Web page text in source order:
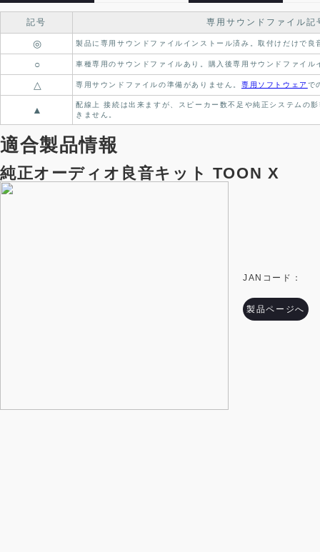
記号 専用サウンドファイル記
◎ 製品に専用サウンドファイルインストール済み。取付けだけで良
○ 車種専用のサウンドファイルあり。 購入後専用サウンドファイル
△ 専用サウンドファイルの準備がありません。 専用ソフトウェア で
▲
配線上 接続は出来ますが、スピーカー数不足や純正システムの
きません。
適合製品情報
純正オーディオ良音キット TOON X
JANコード：
製品ページへ